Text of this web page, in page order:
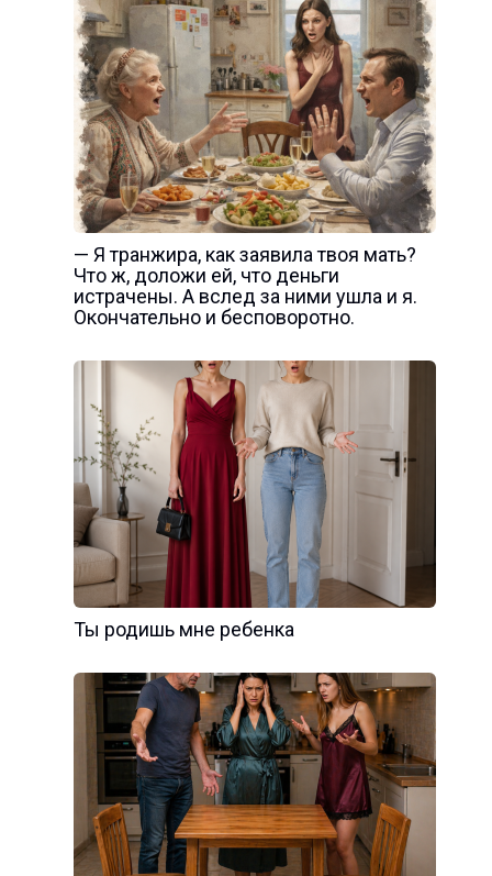
— Я транжира, как заявила твоя мать?
Что ж, доложи ей, что деньги
истрачены. А вслед за ними ушла и я.
Окончательно и бесповоротно.
Ты родишь мне ребенка